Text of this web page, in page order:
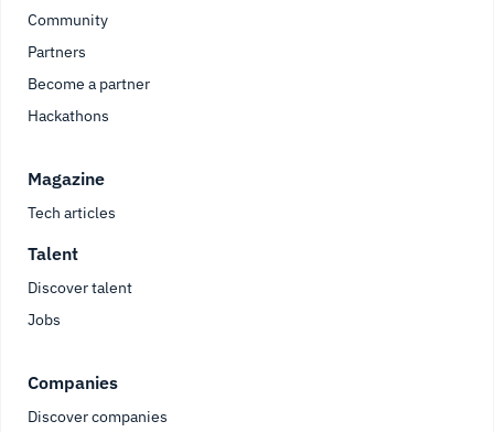
Community
Partners
Become a partner
Hackathons
Magazine
Tech articles
Talent
Discover talent
Jobs
Companies
Discover companies